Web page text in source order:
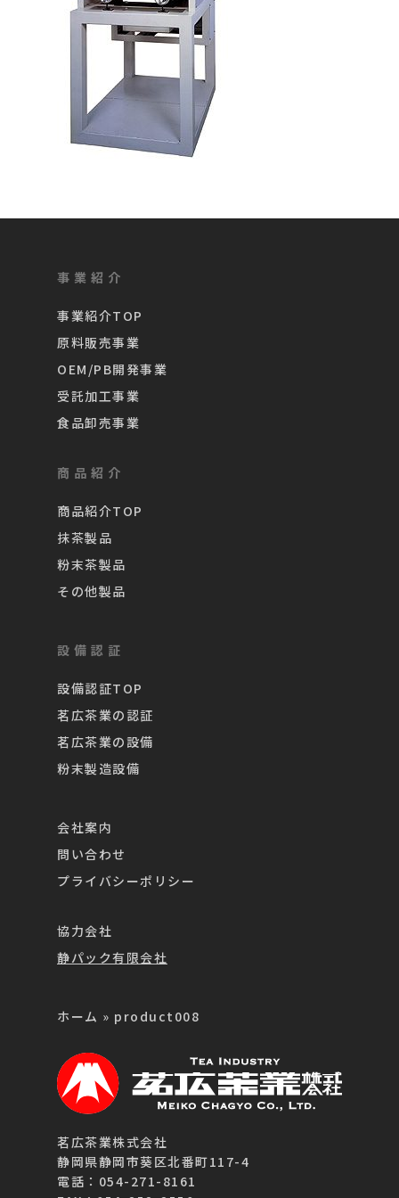
事業紹介
事業紹介TOP
原料販売事業
OEM/PB開発事業
受託加工事業
食品卸売事業
商品紹介
商品紹介TOP
抹茶製品
粉末茶製品
その他製品
設備認証
設備認証TOP
茗広茶業の認証
茗広茶業の設備
粉末製造設備
会社案内
問い合わせ
プライバシーポリシー
協力会社
静パック有限会社
ホーム » product008
茗広茶業株式会社
静岡県静岡市葵区北番町117-4
電話：054-271-8161